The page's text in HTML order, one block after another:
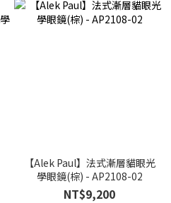
【Alek Paul】法式漸層貓眼光
學眼鏡(棕) - AP2108-02
NT$9,200